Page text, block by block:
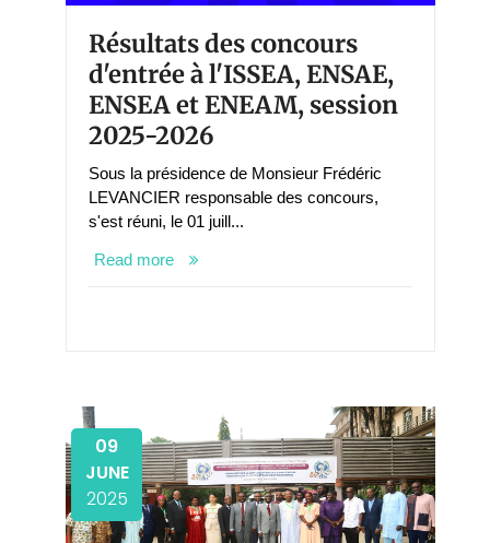
Résultats des concours
d'entrée à l'ISSEA, ENSAE,
ENSEA et ENEAM, session
2025-2026
Sous la présidence de Monsieur Frédéric
LEVANCIER responsable des concours,
s'est réuni, le 01 juill...
Read more
09
JUNE
2025